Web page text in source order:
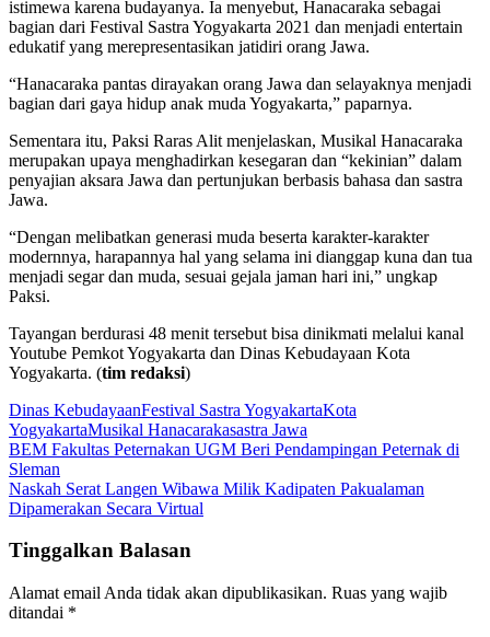
istimewa karena budayanya. Ia menyebut, Hanacaraka sebagai
bagian dari Festival Sastra Yogyakarta 2021 dan menjadi entertain
edukatif yang merepresentasikan jatidiri orang Jawa.
“Hanacaraka pantas dirayakan orang Jawa dan selayaknya menjadi
bagian dari gaya hidup anak muda Yogyakarta,” paparnya.
Sementara itu, Paksi Raras Alit menjelaskan, Musikal Hanacaraka
merupakan upaya menghadirkan kesegaran dan “kekinian” dalam
penyajian aksara Jawa dan pertunjukan berbasis bahasa dan sastra
Jawa.
“Dengan melibatkan generasi muda beserta karakter-karakter
modernnya, harapannya hal yang selama ini dianggap kuna dan tua
menjadi segar dan muda, sesuai gejala jaman hari ini,” ungkap
Paksi.
Tayangan berdurasi 48 menit tersebut bisa dinikmati melalui kanal
Youtube Pemkot Yogyakarta dan Dinas Kebudayaan Kota
Yogyakarta. (tim redaksi)
Dinas KebudayaanFestival Sastra YogyakartaKota
YogyakartaMusikal Hanacarakasastra Jawa
Navigasi
pos
BEM Fakultas Peternakan UGM Beri Pendampingan Peternak di
Sleman
Naskah Serat Langen Wibawa Milik Kadipaten Pakualaman
Dipamerakan Secara Virtual
Tinggalkan Balasan
Alamat email Anda tidak akan dipublikasikan. Ruas yang wajib
ditandai *